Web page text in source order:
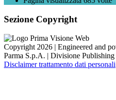
Sezione Copyright
Copyright 2026 | Engineered and
Parma S.p.A. | Divisione
Disclaimer trattamento dati personali